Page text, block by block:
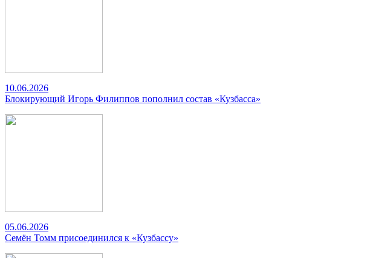
10.06.2026
Блокирующий Игорь Филиппов пополнил состав «Кузбасса»
05.06.2026
Семён Томм присоединился к «Кузбассу»